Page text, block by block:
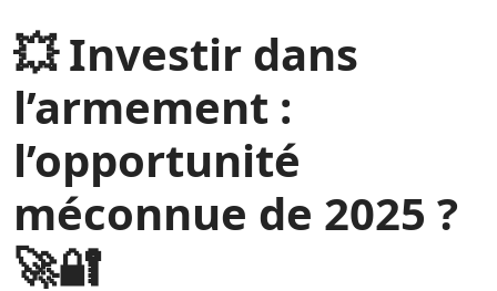
💥 Investir dans
l’armement :
l’opportunité
méconnue de 2025 ?
🚀🔐